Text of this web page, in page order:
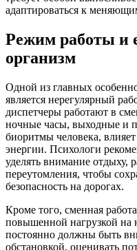
адаптироваться к
Режим работы и
организм
Одной из главных
является нерегулярный
диспетчеры работают в
ночные часы, выходные и
биоритмы человека,
энергии. Психологи
уделять внимание отдыху,
переутомления, чтобы
безопасность на дорогах.
Кроме того, сменная
повышенной нагрузкой на
постоянно должны быть
обстановкой, оценивать